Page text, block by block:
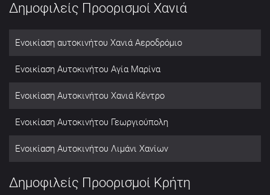
Δημοφιλείς Προορισμοί Χανιά
Ενοικίαση αυτοκινήτου Χανιά Αεροδρόμιο
Ενοικίαση Αυτοκινήτου Αγία Μαρίνα
Ενοικίαση Αυτοκινήτου Χανιά Κέντρο
Ενοικίαση Αυτοκινήτου Γεωργιούπολη
Ενοικίαση Αυτοκινήτου Λιμάνι Χανίων
Δημοφιλείς Προορισμοί Κρήτη